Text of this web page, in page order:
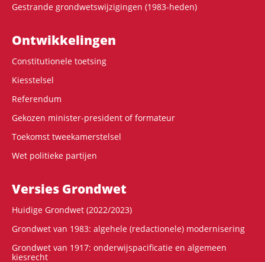
Gestrande grondwetswijzigingen (1983-heden)
Ontwikke­lingen
Constitutionele toetsing
Kiesstelsel
Referendum
Gekozen minister-president of formateur
Toekomst tweekamerstelsel
Wet politieke partijen
Versies Grondwet
Huidige Grondwet (2022/2023)
Grondwet van 1983: algehele (redactionele) modernisering
Grondwet van 1917: onderwijspacificatie en algemeen
kiesrecht